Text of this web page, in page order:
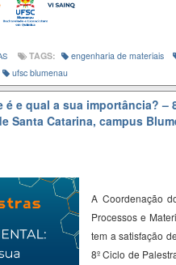
TAGS: engenharia de materiais
ufsc blumenau
e qual a sua importância? –
Santa Catarina, campus
A Coordenação
Processos e
tem a satisfação
8º Ciclo de